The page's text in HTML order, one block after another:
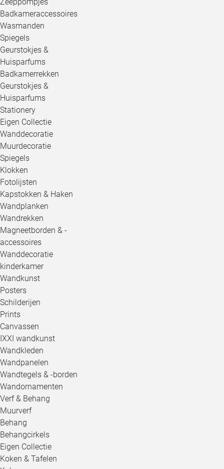
Badkameraccessoires
Wasmanden
Spiegels
Geurstokjes &
Huisparfums
Badkamerrekken
Geurstokjes &
Huisparfums
Stationery
Eigen Collectie
Wanddecoratie
Muurdecoratie
Spiegels
Klokken
Fotolijsten
Kapstokken & Haken
Wandplanken
Wandrekken
Magneetborden & -
accessoires
Wanddecoratie
kinderkamer
Wandkunst
Posters
Schilderijen
Prints
Canvassen
IXXI wandkunst
Wandkleden
Wandpanelen
Wandtegels & -borden
Wandornamenten
Verf & Behang
Muurverf
Behang
Behangcirkels
Eigen Collectie
Koken & Tafelen